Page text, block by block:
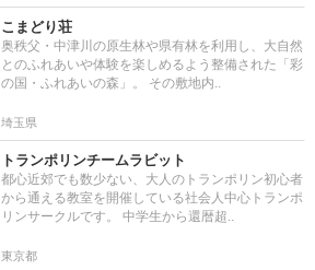
こまどり荘
奥秩父・中津川の原生林や県有林を利用し、大自然
とのふれあいや体験を楽しめるよう整備された「彩
の国・ふれあいの森」。 その敷地内..
埼玉県
トランポリンチームラビット
都心近郊でも数少ない、大人のトランポリン初心者
から通える教室を開催している社会人中心トランポ
リンサークルです。 中学生から還暦超..
東京都